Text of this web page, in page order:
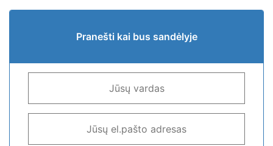
Pranešti kai bus sandėlyje